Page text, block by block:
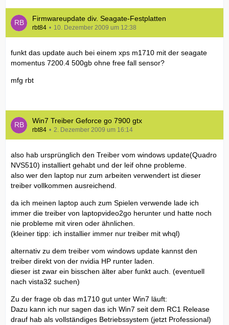
Firmwareupdate div. Seagate-Festplatten
rbt84 10. Dezember 2009 um 12:38
funkt das update auch bei einem xps m1710 mit der seagate
momentus 7200.4 500gb ohne free fall sensor?
mfg rbt
Win7 Treiber Geforce go 7900 gtx
rbt84 2. Dezember 2009 um 16:14
also hab ursprünglich den Treiber vom windows update(Quadro
NVS510) installiert gehabt und der leif ohne probleme.
also wer den laptop nur zum arbeiten verwendert ist dieser
treiber vollkommen ausreichend.
da ich meinen laptop auch zum Spielen verwende lade ich
immer die treiber von laptopvideo2go herunter und hatte noch
nie probleme mit viren oder ähnlichen.
(kleiner tipp: ich installier immer nur treiber mit whql)
alternativ zu dem treiber vom windows update kannst den
treiber direkt von der nvidia HP runter laden.
dieser ist zwar ein bisschen älter aber funkt auch. (eventuell
nach vista32 suchen)
Zu der frage ob das m1710 gut unter Win7 läuft:
Dazu kann ich nur sagen das ich Win7 seit dem RC1 Release
drauf hab als vollständiges Betriebssystem (jetzt Professional)